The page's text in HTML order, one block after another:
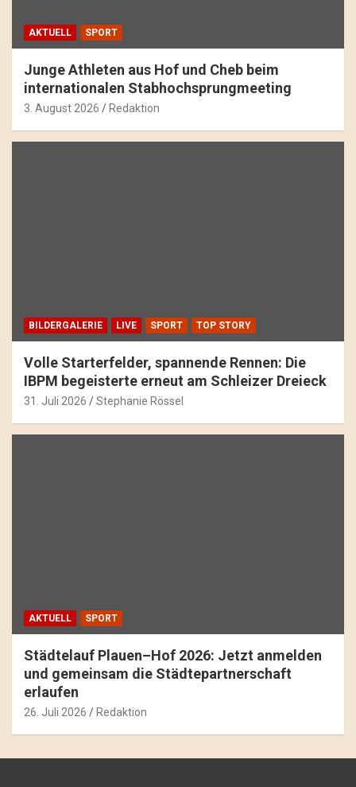
AKTUELL SPORT
Junge Athleten aus Hof und Cheb beim
internationalen Stabhochsprungmeeting
3. August 2026 Redaktion
BILDERGALERIE LIVE SPORT TOP STORY
Volle Starterfelder, spannende Rennen: Die
IBPM begeisterte erneut am Schleizer Dreieck
31. Juli 2026 Stephanie Rössel
AKTUELL SPORT
Städtelauf Plauen–Hof 2026: Jetzt anmelden
und gemeinsam die Städtepartnerschaft
erlaufen
26. Juli 2026 Redaktion